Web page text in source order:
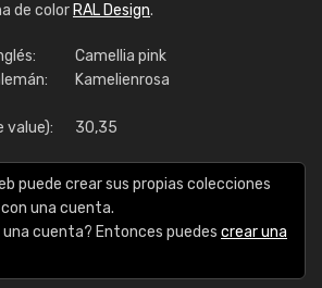
de color RAL Design.
Camellia pink
Kamelienrosa
value): 30,35
puede crear sus propias colecciones
una cuenta.
cuenta? Entonces puedes crear una